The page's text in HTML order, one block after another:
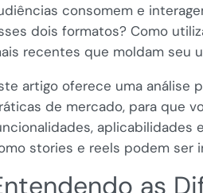
consomem e
dois formatos? Como
recentes que moldam seu
artigo oferece uma análise
de mercado, para que
aplicabilidades
stories e reels podem ser
as